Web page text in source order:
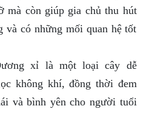
mà còn giúp gia chủ thu hút
và có những mối quan hệ tốt
xỉ là một loại cây dễ
không khí, đồng thời đem
và bình yên cho người tuổi